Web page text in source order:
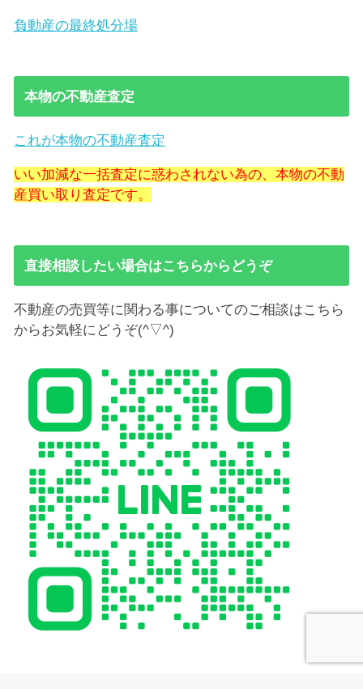
負動産の最終処分場
本物の不動産査定
これが本物の不動産査定
いい加減な一括査定に惑わされない為の、本物の不動
産買い取り査定です。
直接相談したい場合はこちらからどうぞ
不動産の売買等に関わる事についてのご相談はこちら
からお気軽にどうぞ(^▽^)